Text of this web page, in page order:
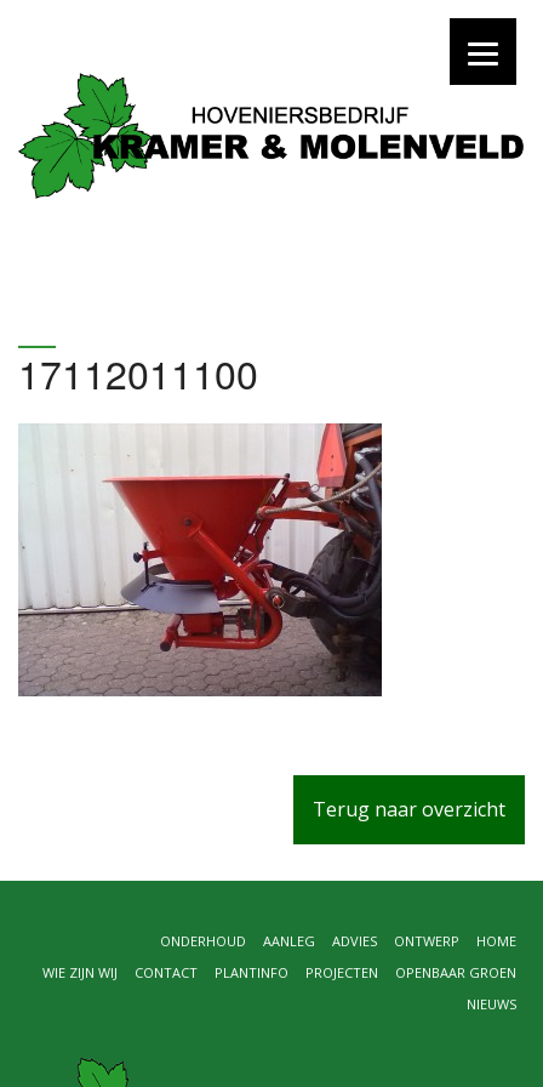
17112011100
Terug naar overzicht
HOME
ONTWERP
ADVIES
AANLEG
ONDERHOUD
OPENBAAR GROEN
PROJECTEN
PLANTINFO
CONTACT
WIE ZIJN WIJ
NIEUWS